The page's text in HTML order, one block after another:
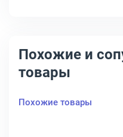
Похожие и
товары
Похожие товары